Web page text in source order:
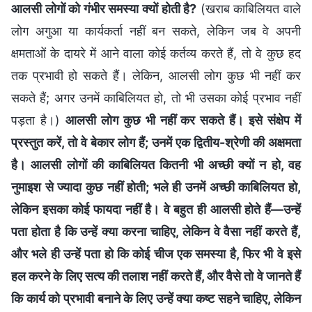
आलसी लोगों को गंभीर समस्या क्यों होती है? (खराब काबिलियत वाले
लोग अगुआ या कार्यकर्ता नहीं बन सकते, लेकिन जब वे अपनी
क्षमताओं के दायरे में आने वाला कोई कर्तव्य करते हैं, तो वे कुछ हद
तक प्रभावी हो सकते हैं। लेकिन, आलसी लोग कुछ भी नहीं कर
सकते हैं; अगर उनमें काबिलियत हो, तो भी उसका कोई प्रभाव नहीं
पड़ता है।) आलसी लोग कुछ भी नहीं कर सकते हैं। इसे संक्षेप में
प्रस्तुत करें, तो वे बेकार लोग हैं; उनमें एक द्वितीय-श्रेणी की अक्षमता
है। आलसी लोगों की काबिलियत कितनी भी अच्छी क्यों न हो, वह
नुमाइश से ज्यादा कुछ नहीं होती; भले ही उनमें अच्छी काबिलियत हो,
लेकिन इसका कोई फायदा नहीं है। वे बहुत ही आलसी होते हैं—उन्हें
पता होता है कि उन्हें क्या करना चाहिए, लेकिन वे वैसा नहीं करते हैं,
और भले ही उन्हें पता हो कि कोई चीज एक समस्या है, फिर भी वे इसे
हल करने के लिए सत्य की तलाश नहीं करते हैं, और वैसे तो वे जानते हैं
कि कार्य को प्रभावी बनाने के लिए उन्हें क्या कष्ट सहने चाहिए, लेकिन